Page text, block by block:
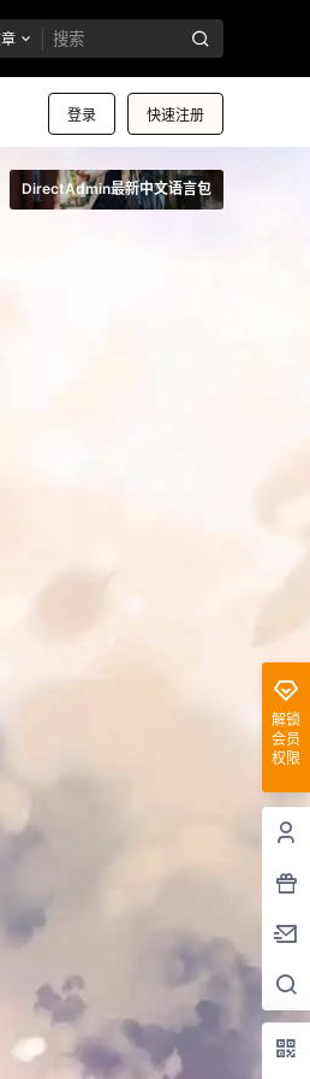
登录 快速注册
DirectAdmin最新中文语言包
解锁
会员
权限